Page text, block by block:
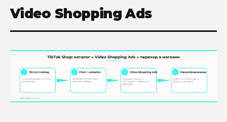
Video Shopping Ads